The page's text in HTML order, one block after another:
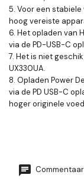
5. Voor een
hoog vereiste
6. Het opladen van
via de PD-USB-C
7. Het is niet
UX330UA.
8. Opladen Power
via de PD USB-C
hoger originele